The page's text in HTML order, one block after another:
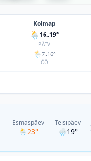
Kolmap
🌦 16..19°
PÄEV
🌦7..16°
ÖÖ
Esmaspäev
🌦23°
Teisipäev
🌧19°